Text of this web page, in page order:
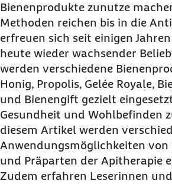
Bienenprodukte zunutze
Methoden reichen bis in die
erfreuen sich seit einigen
heute wieder wachsender
werden verschiedene
Honig, Propolis, Gelée Royale,
und Bienengift gezielt
Gesundheit und Wohlbefinden
diesem Artikel werden
Anwendungsmöglichkeiten von
und Präparten der Apitherapie
Zudem erfahren Leserinnen